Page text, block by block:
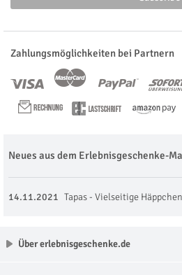
Zahlungsmöglichkeiten bei Partnern
Neues aus dem Erlebnisgeschenke-
14.11.2021 Tapas - Vielseitige
Über erlebnisgeschenke.de